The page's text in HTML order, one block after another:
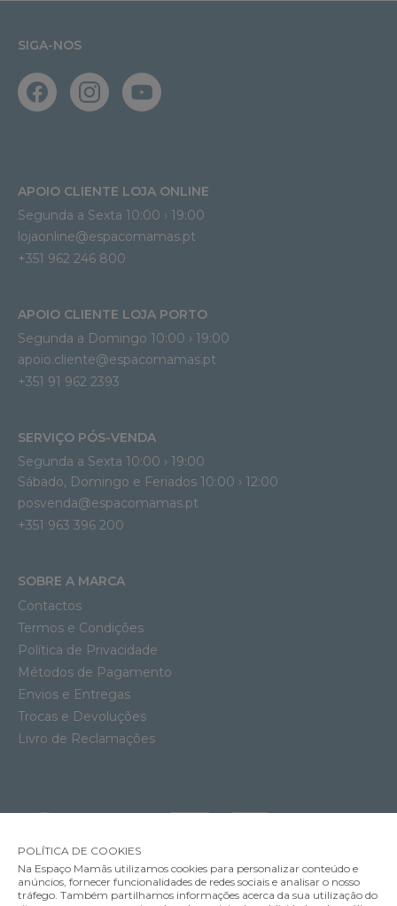
SIGA-NOS
APOIO CLIENTE LOJA ONLINE
Segunda a Sexta 10:00 › 19:00
lojaonline@espacomamas.pt
+351 962 246 800
APOIO CLIENTE LOJA PORTO
Segunda a Domingo 10:00 › 19:00
apoio.cliente@espacomamas.pt
+351 91 962 2393
SERVIÇO PÓS-VENDA
Segunda a Sexta 10:00 › 19:00
Sábado, Domingo e Feriados 10:00 › 12:00
posvenda@espacomamas.pt
+351 963 396 200
SOBRE A MARCA
Contactos
Termos e Condições
Política de Privacidade
Métodos de Pagamento
Envios e Entregas
Trocas e Devoluções
Livro de Reclamações
POLÍTICA DE COOKIES
Na Espaço Mamãs utilizamos cookies para personalizar conteúdo e
anúncios, fornecer funcionalidades de redes sociais e analisar o nosso
tráfego. Também partilhamos informações acerca da sua utilização do